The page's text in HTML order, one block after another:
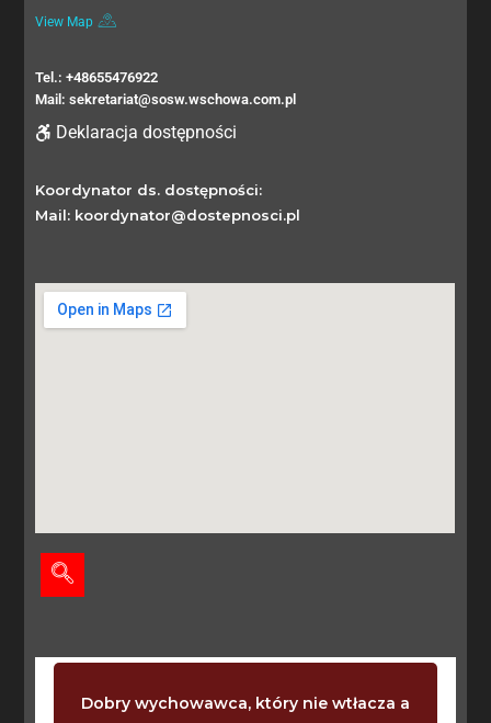
View Map
Tel.: +48655476922
Mail: sekretariat@sosw.wschowa.com.pl
Deklaracja dostępności
Koordynator ds. dostępności:
Mail: koordynator@dostepnosci.pl
Dobry wychowawca, który nie wtłacza a